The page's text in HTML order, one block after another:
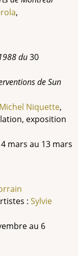
,
du30
de Sun
Michel Niquette,
exposition
mars au 13 mars
: Sylvie
au 6